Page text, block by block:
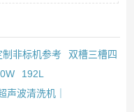
制非标机参考
双槽三槽四
192L
波清洗机｜